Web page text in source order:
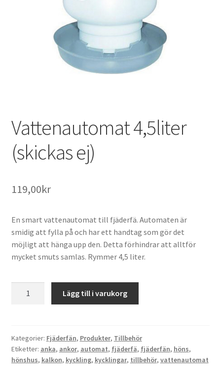
Vattenautomat 4,5liter
(skickas ej)
119,00kr
En smart vattenautomat till fjäderfä. Automaten är
smidig att fylla på och har ett handtag som gör det
möjligt att hänga upp den. Detta förhindrar att alltför
mycket smuts samlas. Rymmer 4,5 liter.
mängd
Lägg till i varukorg
Kategorier: Fjäderfän, Produkter, Tillbehör
Etiketter: anka, ankor, automat, fjäderfä, fjäderfän, höns,
hönshus, kalkon, kyckling, kycklingar, tillbehör, vattenautomat